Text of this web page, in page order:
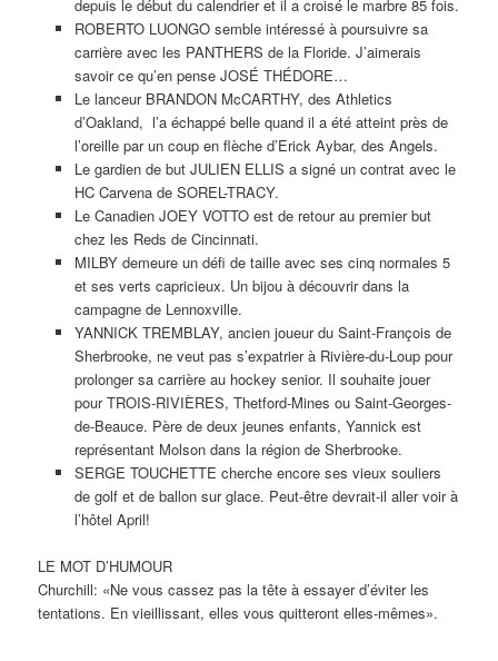
depuis le début du calendrier et il a croisé le marbre 85 fois.
ROBERTO LUONGO semble intéressé à poursuivre sa
carrière avec les PANTHERS de la Floride. J’aimerais
savoir ce qu’en pense JOSÉ THÉDORE…
Le lanceur BRANDON McCARTHY, des Athletics
d’Oakland, l’a échappé belle quand il a été atteint près de
l’oreille par un coup en flèche d’Erick Aybar, des Angels.
Le gardien de but JULIEN ELLIS a signé un contrat avec le
HC Carvena de SOREL-TRACY.
Le Canadien JOEY VOTTO est de retour au premier but
chez les Reds de Cincinnati.
MILBY demeure un défi de taille avec ses cinq normales 5
et ses verts capricieux. Un bijou à découvrir dans la
campagne de Lennoxville.
YANNICK TREMBLAY, ancien joueur du Saint-François de
Sherbrooke, ne veut pas s’expatrier à Rivière-du-Loup pour
prolonger sa carrière au hockey senior. Il souhaite jouer
pour TROIS-RIVIÈRES, Thetford-Mines ou Saint-Georges-
de-Beauce. Père de deux jeunes enfants, Yannick est
représentant Molson dans la région de Sherbrooke.
SERGE TOUCHETTE cherche encore ses vieux souliers
de golf et de ballon sur glace. Peut-être devrait-il aller voir à
l’hôtel April!
LE MOT D’HUMOUR
Churchill: «Ne vous cassez pas la tête à essayer d’éviter les
tentations. En vieillissant, elles vous quitteront elles-mêmes».